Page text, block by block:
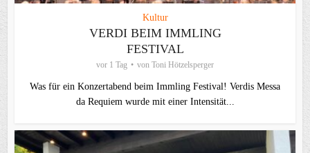
Kultur
VERDI BEIM IMMLING
FESTIVAL
vor 1 Tag von Toni Hötzelsperger
Was für ein Konzertabend beim Immling Festival! Verdis Messa
da Requiem wurde mit einer Intensität...